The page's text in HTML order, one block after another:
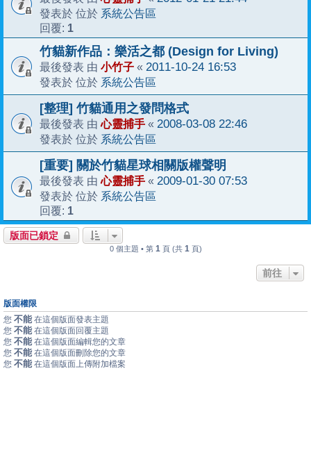
發表於 位於 系統公告區
回覆: 1
竹貓新作品：樂活之都 (Design for Living)
最後發表 由 小竹子 « 2011-10-24 16:53
發表於 位於 系統公告區
[整理] 竹貓通用之發問格式
最後發表 由心靈捕手 « 2008-03-08 22:46
發表於 位於 系統公告區
[重要] 關於竹貓星球相關版權聲明
最後發表 由心靈捕手 « 2009-01-30 07:53
發表於 位於 系統公告區
回覆: 1
版面已鎖定
0 個主題 • 第 1 頁 (共 1 頁)
前往
版面權限
您 不能 在這個版面發表主題
您 不能 在這個版面回覆主題
您 不能 在這個版面編輯您的文章
您 不能 在這個版面刪除您的文章
您 不能 在這個版面上傳附加檔案